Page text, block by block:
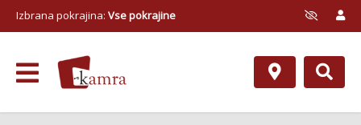
Izbrana pokrajina: Vse pokrajine